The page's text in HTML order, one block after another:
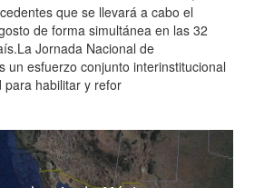
que se llevará a cabo el
de forma simultánea en las 32
Jornada Nacional de
un esfuerzo conjunto interinstitucional
para habilitar y refor